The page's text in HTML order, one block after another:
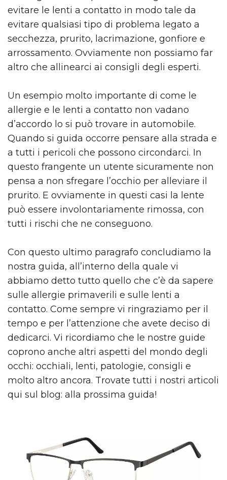
evitare le lenti a contatto in modo tale da
evitare qualsiasi tipo di problema legato a
secchezza, prurito, lacrimazione, gonfiore e
arrossamento. Ovviamente non possiamo far
altro che allinearci ai consigli degli esperti.
Un esempio molto importante di come le
allergie e le lenti a contatto non vadano
d’accordo lo si può trovare in automobile.
Quando si guida occorre pensare alla strada e
a tutti i pericoli che possono circondarci. In
questo frangente un utente sicuramente non
pensa a non sfregare l’occhio per alleviare il
prurito. E ovviamente in questi casi la lente
può essere involontariamente rimossa, con
tutti i rischi che ne conseguono.
Con questo ultimo paragrafo concludiamo la
nostra guida, all’interno della quale vi
abbiamo detto tutto quello che c’è da sapere
sulle allergie primaverili e sulle lenti a
contatto. Come sempre vi ringraziamo per il
tempo e per l’attenzione che avete deciso di
dedicarci. Vi ricordiamo che le nostre guide
coprono anche altri aspetti del mondo degli
occhi: occhiali, lenti, patologie, consigli e
molto altro ancora. Trovate tutti i nostri articoli
qui sul blog: alla prossima guida!